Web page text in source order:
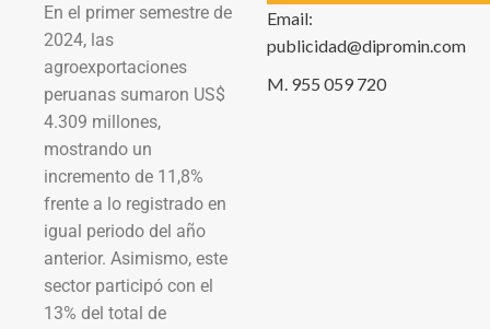
En el primer semestre de
2024, las
agroexportaciones
peruanas sumaron US$
4.309 millones,
mostrando un
incremento de 11,8%
frente a lo registrado en
igual periodo del año
anterior. Asimismo, este
sector participó con el
13% del total de
Email:
publicidad@dipromin.com
M. 955 059 720